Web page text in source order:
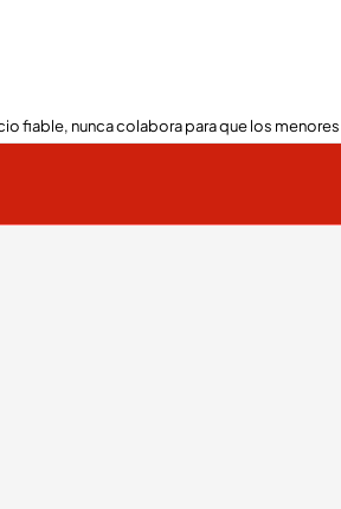
fiable, nunca colabora para que los